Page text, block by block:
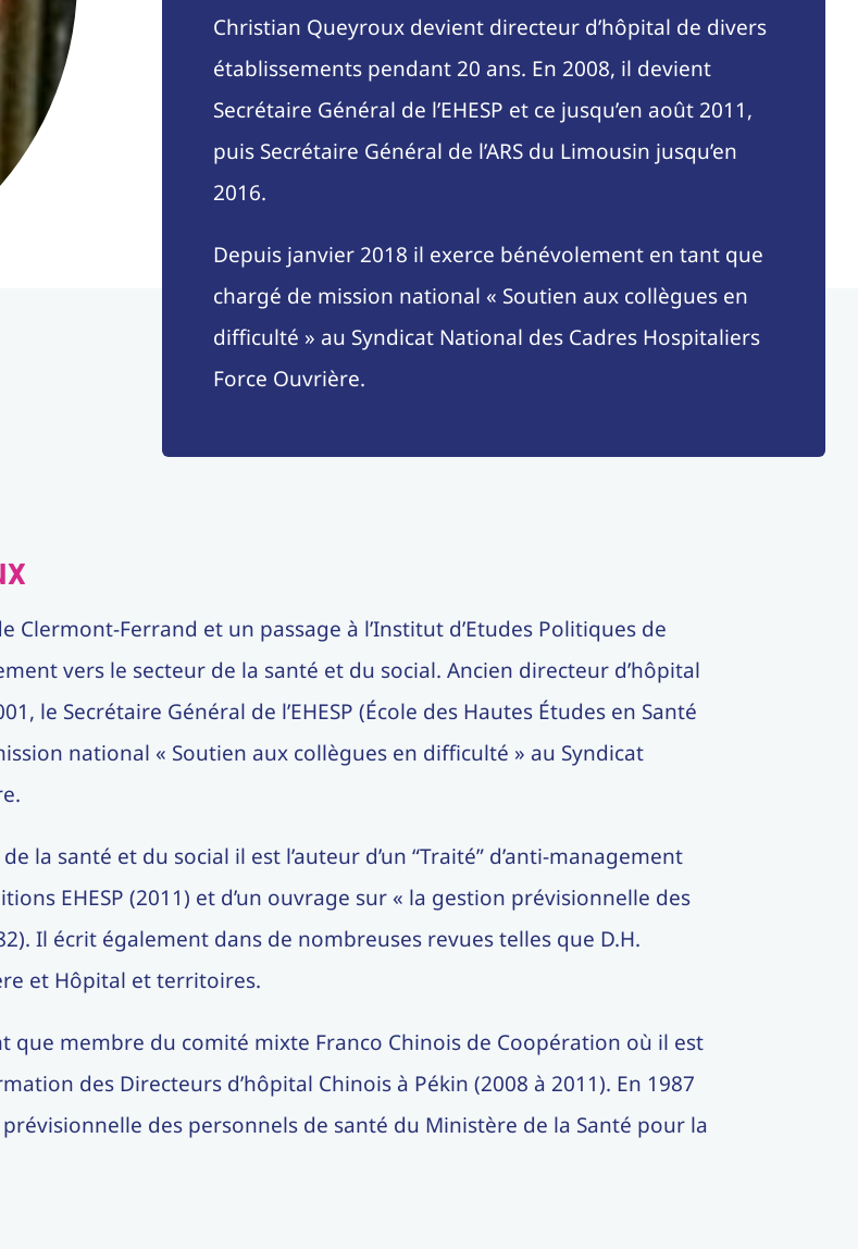
Christian Queyroux devient directeur d’hôpital de divers
établissements pendant 20 ans. En 2008, il devient
Secrétaire Général de l’EHESP et ce jusqu’en août 2011,
puis Secrétaire Général de l’ARS du Limousin jusqu’en
2016.
Depuis janvier 2018 il exerce bénévolement en tant que
chargé de mission national « Soutien aux collègues en
difficulté » au Syndicat National des Cadres Hospitaliers
Force Ouvrière.
Clermont-Ferrand et un passage à l’Institut d’Etudes Politiques de
vers le secteur de la santé et du social. Ancien directeur d’hôpital
le Secrétaire Général de l’EHESP (École des Hautes Études en Santé
national « Soutien aux collègues en difficulté » au Syndicat
la santé et du social il est l’auteur d’un “Traité” d’anti-management
EHESP (2011) et d’un ouvrage sur « la gestion prévisionnelle des
Il écrit également dans de nombreuses revues telles que D.H.
et Hôpital et territoires.
membre du comité mixte Franco Chinois de Coopération où il est
des Directeurs d’hôpital Chinois à Pékin (2008 à 2011). En 1987
des personnels de santé du Ministère de la Santé pour la